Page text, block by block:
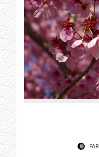
PAR